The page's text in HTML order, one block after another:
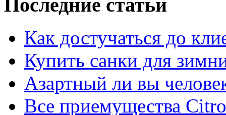
Последние статьи
Как достучаться до
Купить санки для
Азартный ли вы
Все приемущества